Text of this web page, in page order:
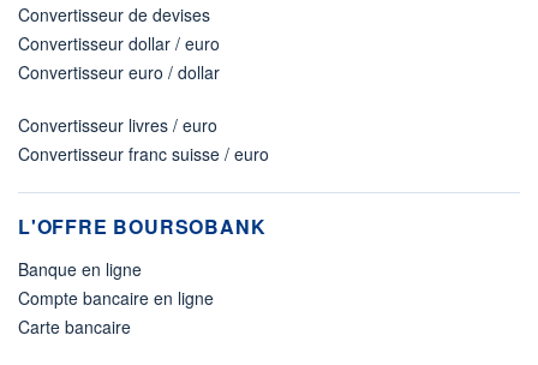
Convertisseur de devises
Convertisseur dollar / euro
Convertisseur euro / dollar
Convertisseur livres / euro
Convertisseur franc suisse / euro
L'OFFRE BOURSOBANK
Banque en ligne
Compte bancaire en ligne
Carte bancaire